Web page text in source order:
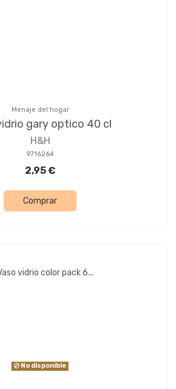
Menaje del hogar
gary optico 40 cl
H&H
9716264
2,95 €
Comprar
No disponible